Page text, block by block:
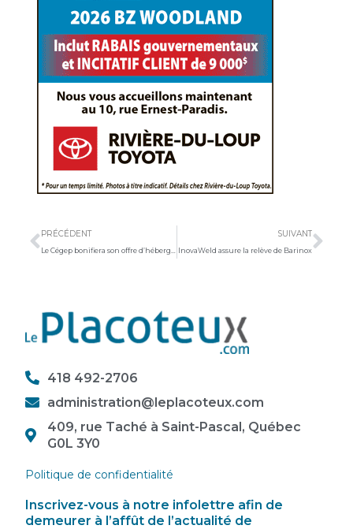
PRÉCÉDENT SUIVANT
InovaWeld assure la relève de Barinox
418 492-2706
administration@leplacoteux.com
409, rue Taché à Saint-Pascal, Québec
G0L 3Y0
Politique de confidentialité
Inscrivez-vous à notre infolettre afin de
demeurer à l’affût de l’actualité de